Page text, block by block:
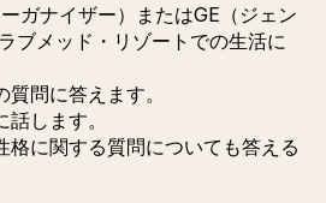
ガナイザー）またはGE（ジェン
ブメッド・リゾートでの生活に
問に答えます。
します。
に関する質問についても答える